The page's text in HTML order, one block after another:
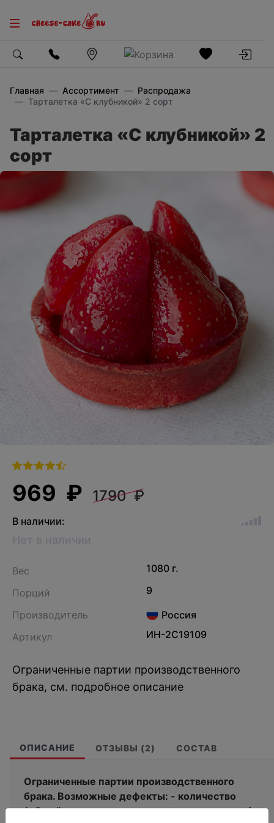
Главная Ассортимент
Распродажа
Тарталетка «С клубникой» 2 сорт
Тарталетка «С клубникой» 2
сорт
969 ₽ 1790 ₽
В наличии:
Вес
1080 г.
Порций
9
Производитель
Россия
Артикул
ИН-2С19109
Ограниченные партии производственного
брака, см. подробное описание
ОПИСАНИЕ ОТЗЫВЫ (2) СОСТАВ
Ограниченные партии производственного
брака. Возможные дефекты: - количество
(общий недовес, недовложение компонента/